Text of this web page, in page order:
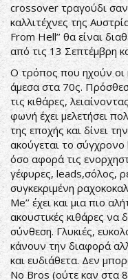
crossover τραγούδι
καλλιτέχνες της
From Hell’’ θα είναι
από τις 13 Σεπτέμβρη
Ο τρόπος που ηχούν οι
άμεσα στα 70ς.
τις κιθάρες,
φωνή έχει μελετήσει
της εποχής και δίνει
ακούγεται το
όσο αφορά τις
γέφυρες, leads,σόλος,
συγκεκριμένη
Me’’ έχει και μια πιο
ακουστικές κιθάρες να
σύνθεση. Γλυκιές,
κάνουν την διαφορά
και ευδιάθετα. Δεν
No Bros (ούτε καν στα